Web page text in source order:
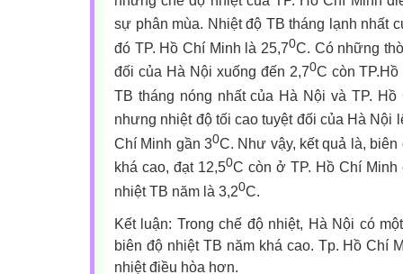
sự phân mùa. Nhiệt độ TB tháng lạnh nhất
đó TP. Hồ Chí Minh là 25,70C. Có những
đối của Hà Nội xuống đến 2,70C còn
TB tháng nóng nhất của Hà Nội và TP.
nhưng nhiệt độ tối cao tuyệt đối của Hà Nội
Chí Minh gần 30C. Như vậy, kết quả là,
khá cao, đạt 12,50C còn ở TP. Hồ Chí
nhiệt TB năm là 3,20C.
Kết luận: Trong chế độ nhiệt, Hà Nội có
biên độ nhiệt TB năm khá cao. Tp. Hồ Chí
nhiệt điều hòa hơn.